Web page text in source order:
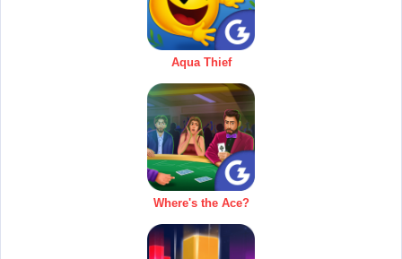
Aqua Thief
Where's the Ace?